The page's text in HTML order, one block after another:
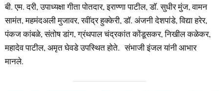
बी. एम. दरी, उपाध्यक्षा गीता पोतदार, इराण्णा पाटील, डॉ. सुधीर मुंज, वामन
सामंत, महमंदअली मुजावर, रवींद्र हुक्केरी, डॉ. अंजनी देशपांडे, विद्या हरेर,
पंकज कांबळे, संतोष डांग, ग्रंथपाल चंद्रकांत कोंडूसकर, निखील कळेकर,
महादेव पाटील, अमृत घेवडे उपस्थित होते. संभाजी इंजल यांनी आभार
मानले.